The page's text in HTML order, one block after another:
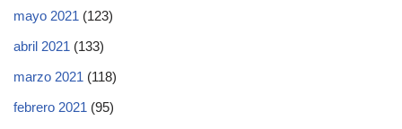
mayo 2021 (123)
abril 2021 (133)
marzo 2021 (118)
febrero 2021 (95)